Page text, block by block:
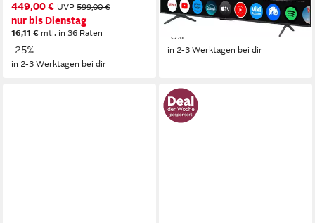
449,00 € UVP 599,00 €
nur bis Dienstag
16,11 € mtl. in 36 Raten
-25%
in 2-3 Werktagen bei dir
599,00 € UVP 649,00 €
17,39 €mtl. in 48 Raten
-8%
in 2-3 Werktagen bei dir